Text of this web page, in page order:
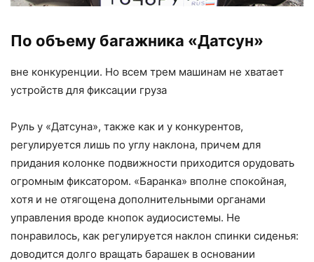
По объему багажника «Датсун»
вне конку­ренции. Но всем трем машинам не хватает
устройств для фиксации груза
Руль у «Датсуна», также как и у конкурентов,
регулируется лишь по углу наклона, причем для
придания колонке подвижности приходится орудовать
огромным фиксатором. «Баранка» вполне спокойная,
хотя и не отягощена дополнительными органами
управления вроде кнопок аудиосистемы. Не
понравилось, как регулируется наклон спинки сиденья:
доводится долго вращать барашек в основании